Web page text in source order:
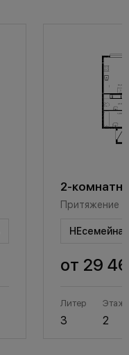
2-
Притяжение
от 29
Литер
3
Этаж
2